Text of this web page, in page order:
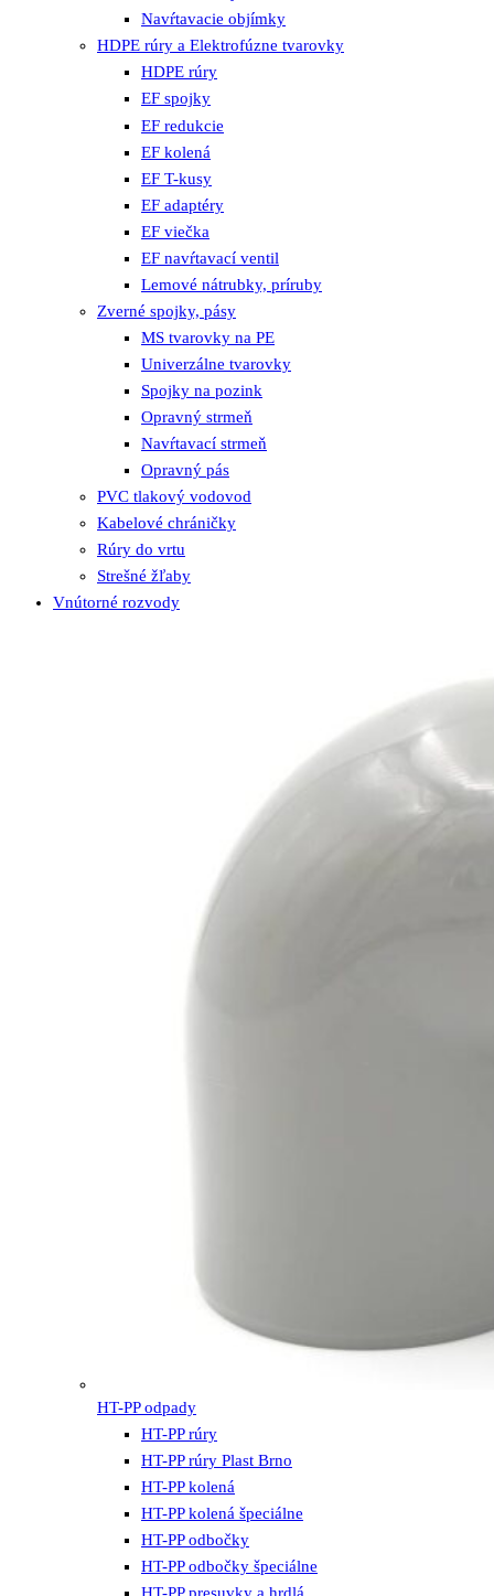
Navŕtavacie objímky
HDPE rúry a Elektrofúzne tvarovky
HDPE rúry
EF spojky
EF redukcie
EF kolená
EF T-kusy
EF adaptéry
EF viečka
EF navŕtavací ventil
Lemové nátrubky, príruby
Zverné spojky, pásy
MS tvarovky na PE
Univerzálne tvarovky
Spojky na pozink
Opravný strmeň
Navŕtavací strmeň
Opravný pás
PVC tlakový vodovod
Kabelové chráničky
Rúry do vrtu
Strešné žľaby
Vnútorné rozvody
HT-PP odpady
HT-PP rúry
HT-PP rúry Plast Brno
HT-PP kolená
HT-PP kolená špeciálne
HT-PP odbočky
HT-PP odbočky špeciálne